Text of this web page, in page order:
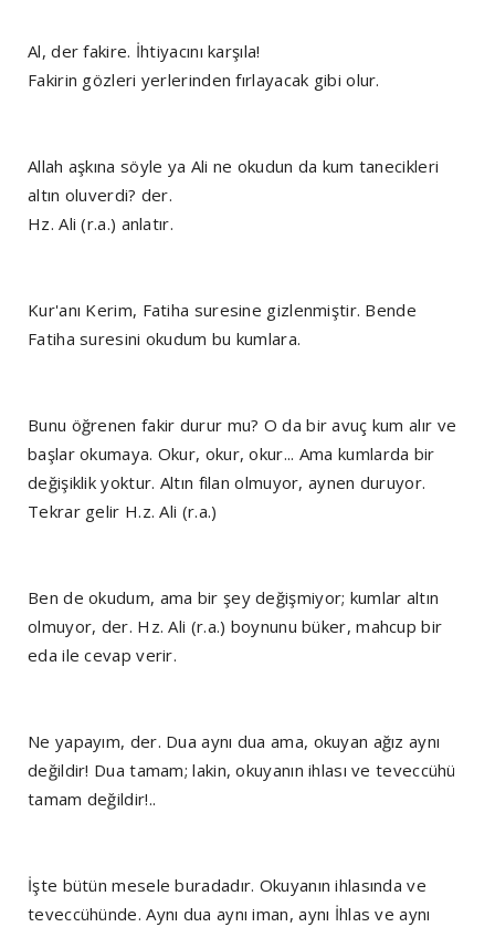
Al, der fakire. İhtiyacını karşıla!
Fakirin gözleri yerlerinden fırlayacak gibi olur.
Allah aşkına söyle ya Ali ne okudun da kum tanecikleri
altın oluverdi? der.
Hz. Ali (r.a.) anlatır.
Kur'anı Kerim, Fatiha suresine gizlenmiştir. Bende
Fatiha suresini okudum bu kumlara.
Bunu öğrenen fakir durur mu? O da bir avuç kum alır ve
başlar okumaya. Okur, okur, okur... Ama kumlarda bir
değişiklik yoktur. Altın filan olmuyor, aynen duruyor.
Tekrar gelir H.z. Ali (r.a.)
Ben de okudum, ama bir şey değişmiyor; kumlar altın
olmuyor, der. Hz. Ali (r.a.) boynunu büker, mahcup bir
eda ile cevap verir.
Ne yapayım, der. Dua aynı dua ama, okuyan ağız aynı
değildir! Dua tamam; lakin, okuyanın ihlası ve teveccühü
tamam değildir!..
İşte bütün mesele buradadır. Okuyanın ihlasında ve
teveccühünde. Aynı dua aynı iman, aynı İhlas ve aynı